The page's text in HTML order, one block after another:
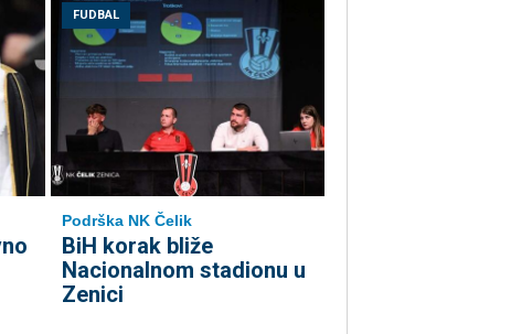
FUDBAL
Podrška NK Čelik
BiH korak bliže
Nacionalnom stadionu u
Zenici